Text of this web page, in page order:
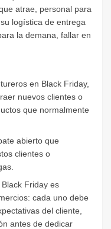
atrae, personal para
logística de entrega
la demana, fallar en
en Black Friday,
nuevos clientes o
que normalmente
abierto que
clientes o
Friday es
cada uno debe
del cliente,
antes de dedicar